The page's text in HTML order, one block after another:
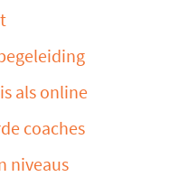
als online
coaches
niveaus